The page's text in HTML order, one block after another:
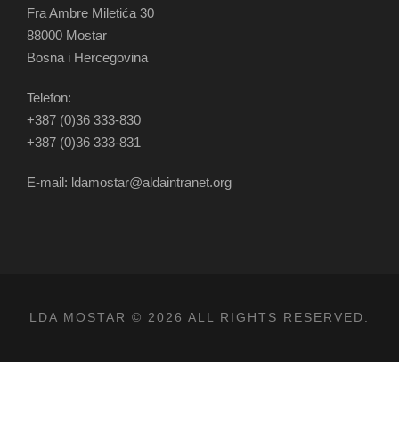
Fra Ambre Miletića 30
88000 Mostar
Bosna i Hercegovina
Telefon:
+387 (0)36 333-830
+387 (0)36 333-831
E-mail: ldamostar@aldaintranet.org
LDA MOSTAR © 2026 ALL RIGHTS RESERVED.